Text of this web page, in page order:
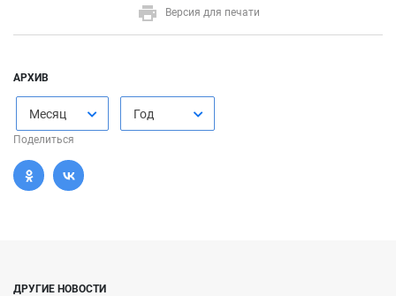
Версия для печати
АРХИВ
Месяц Год
Поделиться
ДРУГИЕ НОВОСТИ